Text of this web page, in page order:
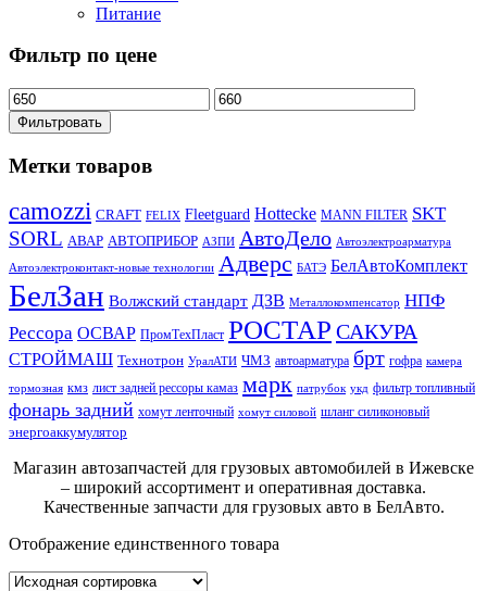
Питание
Фильтр по цене
Фильтровать
Метки товаров
camozzi CRAFT FELIX Fleetguard Hottecke MANN FILTER SKT
SORL АВАР АВТОПРИБОР АЗПИ АвтоДело Автоэлектроарматура
Автоэлектроконтакт-новые технологии Адверс БАТЭ БелАвтоКомплект
БелЗан Волжский стандарт ДЗВ Металлокомпенсатор НПФ
Рессора ОСВАР ПромТехПласт РОСТАР САКУРА
СТРОЙМАШ Технотрон УралАТИ ЧМЗ автоарматура брт гофра камера
тормозная кмз лист задней рессоры камаз марк патрубок укд фильтр топливный
фонарь задний хомут ленточный хомут силовой шланг силиконовый
энергоаккумулятор
Магазин автозапчастей для грузовых автомобилей в Ижевске
– широкий ассортимент и оперативная доставка.
Качественные запчасти для грузовых авто в БелАвто.
Отображение единственного товара